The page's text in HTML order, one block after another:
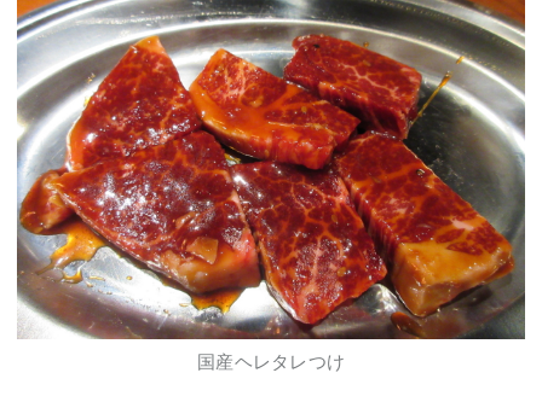
国産ヘレタレつけ